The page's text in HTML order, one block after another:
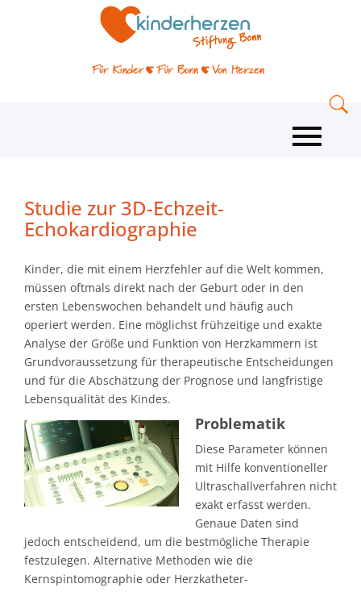
Studie zur 3D-Echzeit-
Echokardiographie
Kinder, die mit einem Herzfehler auf die Welt kommen,
müssen oftmals direkt nach der Geburt oder in den
ersten Lebenswochen behandelt und häufig auch
operiert werden. Eine möglichst frühzeitige und exakte
Analyse der Größe und Funktion von Herzkammern ist
Grundvoraussetzung für therapeutische Entscheidungen
und für die Abschätzung der Prognose und langfristige
Lebensqualität des Kindes.
Problematik
Diese Parameter können
mit Hilfe konventioneller
Ultraschallverfahren nicht
exakt erfasst werden.
Genaue Daten sind
jedoch entscheidend, um die bestmögliche Therapie
festzulegen. Alternative Methoden wie die
Kernspintomographie oder Herzkatheter-